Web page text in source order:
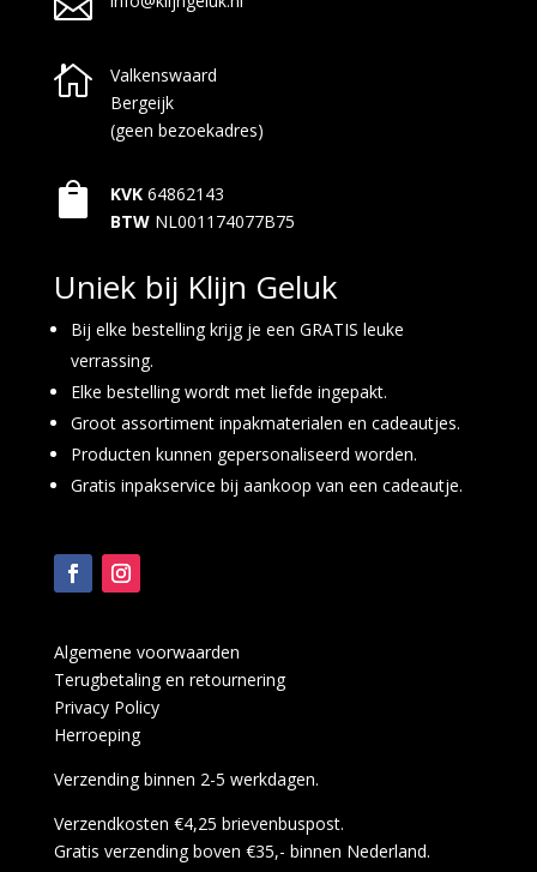

Valkenswaard
Bergeijk
(geen bezoekadres)
 KVK 64862143
BTW NL001174077B75
Uniek bij Klijn Geluk
Bij elke bestelling krijg je een GRATIS leuke
verrassing.
Elke bestelling wordt met liefde ingepakt.
Groot assortiment inpakmaterialen en cadeautjes.
Producten kunnen gepersonaliseerd worden.
Gratis inpakservice bij aankoop van een cadeautje.
Algemene voorwaarden
Terugbetaling en retournering
Privacy Policy
Herroeping
Verzending binnen 2-5 werkdagen.
Verzendkosten €4,25 brievenbuspost.
Gratis verzending boven €35,- binnen Nederland.